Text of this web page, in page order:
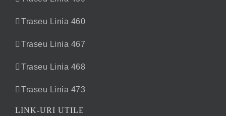
Traseu Linia 460
Traseu Linia 467
Traseu Linia 468
Traseu Linia 473
LINK-URI UTILE